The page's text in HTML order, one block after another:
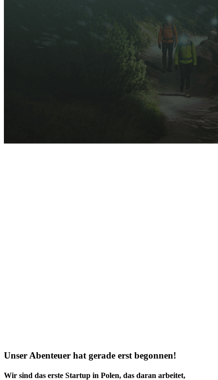
Unser Abenteuer hat gerade erst begonnen!
Wir sind das erste Startup in Polen, das daran arbeitet,